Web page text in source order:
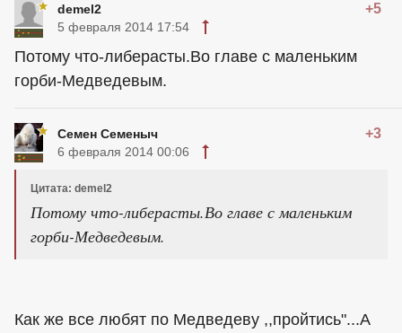
demel2 +5
5 февраля 2014 17:54
Потому что-либерасты.Во главе с маленьким
горби-Медведевым.
Семен Семеныч +3
6 февраля 2014 00:06
Цитата: demel2
Потому что-либерасты.Во главе с маленьким
горби-Медведевым.
Как же все любят по Медведеву ,,пройтись"...А